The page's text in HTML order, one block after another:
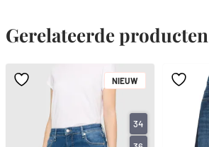
Gerelateerde producten
NIEUW
34